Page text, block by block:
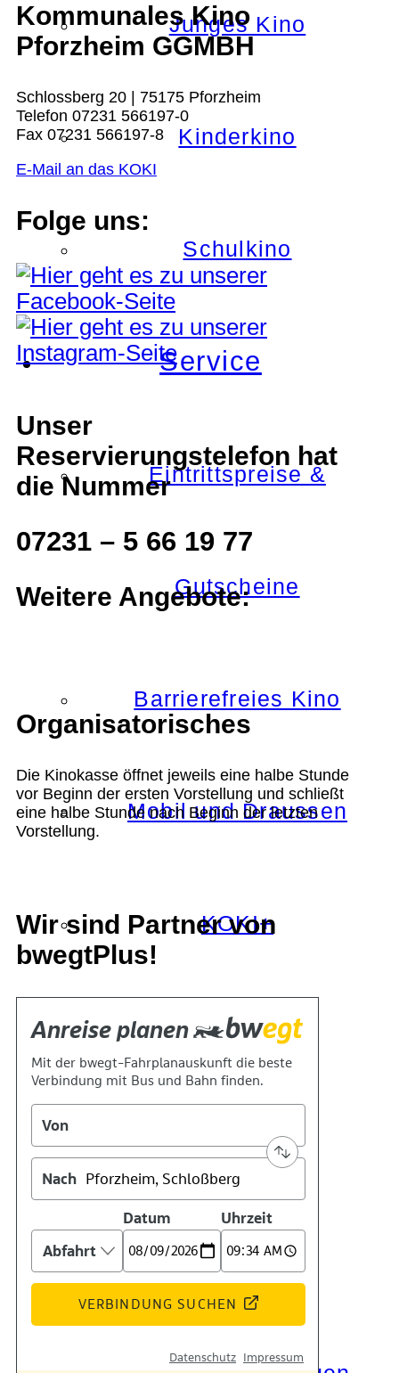
Junges Kino
Kinderkino
Schulkino
Service
Eintrittspreise &
Gutscheine
Barrierefreies Kino
Mobil und Draussen
KOKI+
Kontakt
Kino
Das Team
Kommunales Kino
Pforzheim GGMBH
Schlossberg 20 | 75175 Pforzheim
Telefon 07231 566197-0
Fax 07231 566197-8
E-Mail an das KOKI
Folge uns:
Unser
Reservierungstelefon hat
die Nummer
07231 – 5 66 19 77
Weitere Angebote:
Organisatorisches
Die Kinokasse öffnet jeweils eine halbe Stunde
vor Beginn der ersten Vorstellung und schließt
eine halbe Stunde nach Beginn der letzten
Vorstellung.
Wir sind Partner von
bwegtPlus!